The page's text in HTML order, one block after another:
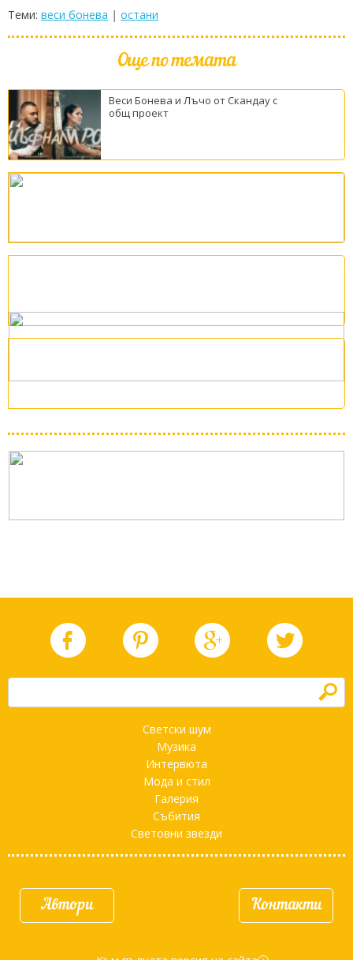
Теми: веси бонева | остани
Още по темата
Веси Бонева и Лъчо от Скандау с
общ проект
h
Светски шум
Музика
Интервюта
Мода и стил
Галерия
Събития
Световни звезди
Автори Контакти